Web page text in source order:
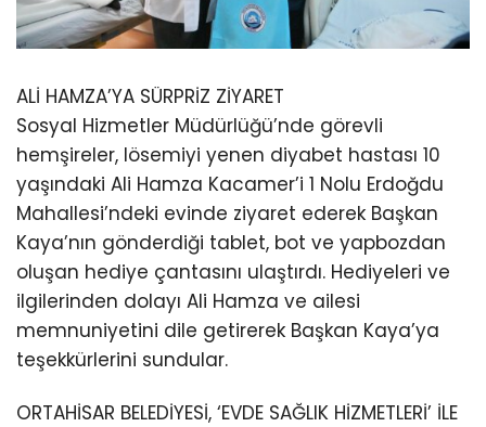
ALİ HAMZA’YA SÜRPRİZ ZİYARET
Sosyal Hizmetler Müdürlüğü’nde görevli
hemşireler, lösemiyi yenen diyabet hastası 10
yaşındaki Ali Hamza Kacamer’i 1 Nolu Erdoğdu
Mahallesi’ndeki evinde ziyaret ederek Başkan
Kaya’nın gönderdiği tablet, bot ve yapbozdan
oluşan hediye çantasını ulaştırdı. Hediyeleri ve
ilgilerinden dolayı Ali Hamza ve ailesi
memnuniyetini dile getirerek Başkan Kaya’ya
teşekkürlerini sundular.
ORTAHİSAR BELEDİYESİ, ‘EVDE SAĞLIK HİZMETLERİ’ İLE